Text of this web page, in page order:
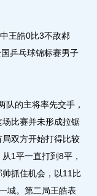
王皓0比3不敌郝
乒乓球锦标赛男子
队的主将率先交手，
场比赛并未形成拉锯
局双方开始打得比较
从1平一直打到8平，
帅抓住机会，以11比
城。第二局王皓表